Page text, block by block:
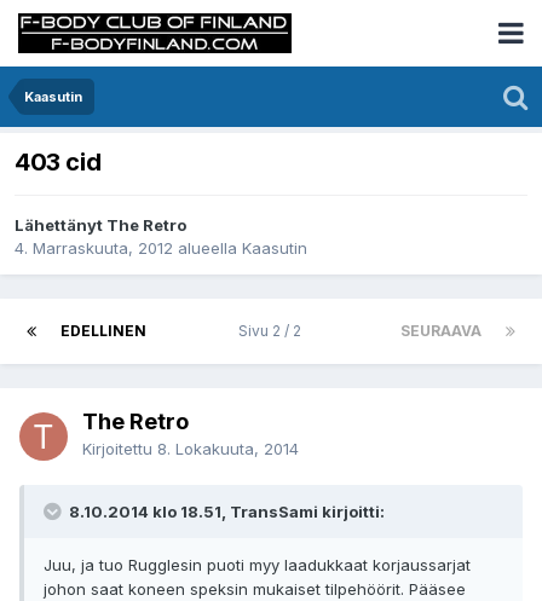
Kaasutin
403 cid
Lähettänyt The Retro
4. Marraskuuta, 2012 alueella Kaasutin
EDELLINEN SEURAAVA
Sivu 2 / 2
The Retro
Kirjoitettu 8. Lokakuuta, 2014
8.10.2014 klo 18.51, TransSami kirjoitti:
Juu, ja tuo Rugglesin puoti myy laadukkaat korjaussarjat
johon saat koneen speksin mukaiset tilpehöörit. Pääsee